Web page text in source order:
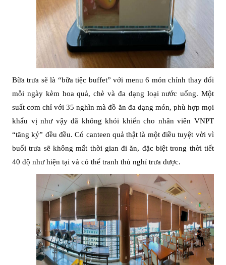
Bữa trưa sẽ là “bữa tiệc buffet” với menu 6 món chính thay đổi
mỗi ngày kèm hoa quả, chè và đa dạng loại nước uống. Một
suất cơm chỉ với 35 nghìn mà đồ ăn đa dạng món, phù hợp mọi
khẩu vị như vậy đã không khỏi khiến cho nhân viên VNPT
“tăng ký” đều đều. Có canteen quả thật là một điều tuyệt vời vì
buổi trưa sẽ không mất thời gian đi ăn, đặc biệt trong thời tiết
40 độ như hiện tại và có thể tranh thủ nghỉ trưa được.